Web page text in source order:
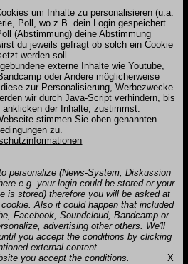
um Inhalte zu personalisieren (u.a.
Poll, wo z.B. dein Login gespeichert
(Abstimmung) deine Abstimmung
du jeweils gefragt ob solch ein Cookie
werden soll.
externe Inhalte wie Youtube,
oder Andere möglicherweise
zur Personalisierung, Werbezwecke
wir durch Java-Script verhindern, bis
der Inhalte, zustimmst.
stimmen Sie oben genannten
zu.
personalize (News-System, Diskussion
e.g. your login could be stored or your
is stored) therefore you will be asked at
Also it could happen that included
Facebook, Soundcloud, Bandcamp or
advertising other others. We'll
you accept the conditions by clicking
external content.
you accept the conditions.
X